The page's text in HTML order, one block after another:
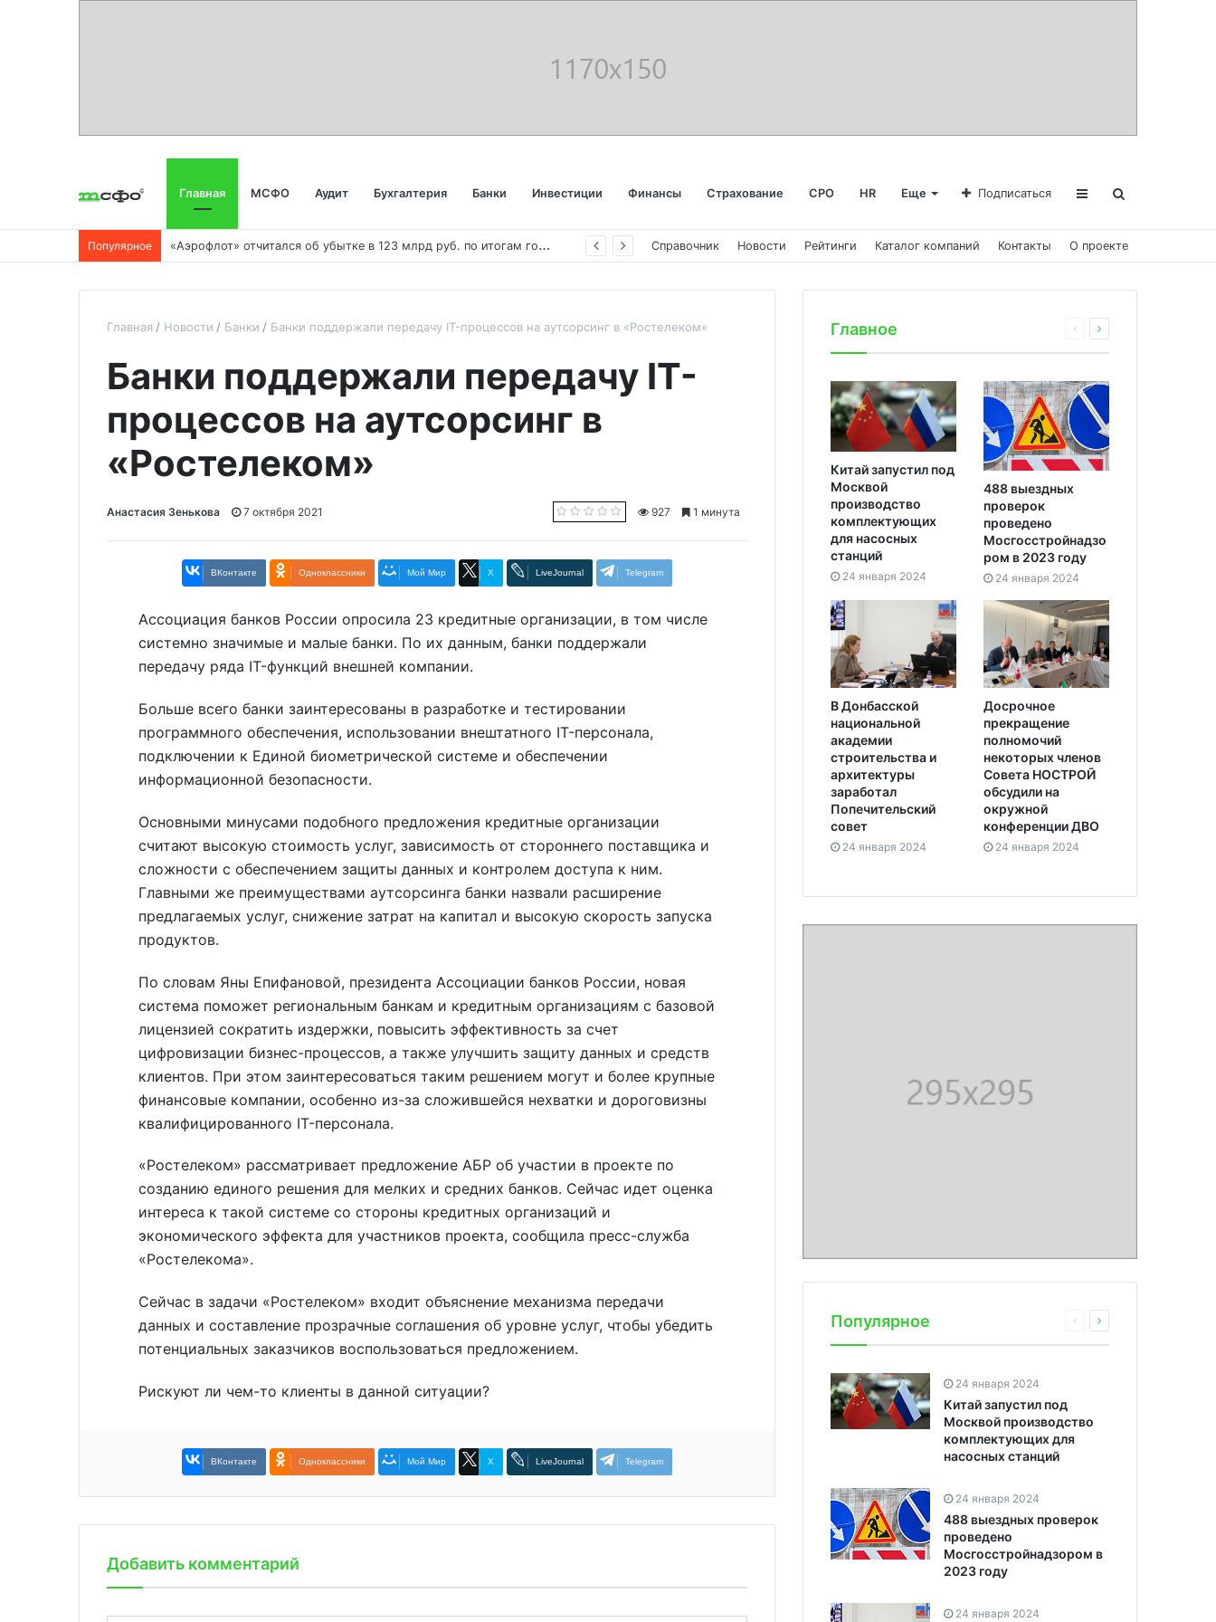
Главная МСФО Аудит Бухгалтерия Банки Инвестиции Финансы Страхование СРО HR Еще Подписаться
Популярное «
Аэрофлот» отчитался об убытке в 123 млрд руб. по итогам года пандемии Справочник Новости Рейтинги Каталог компаний Контакты О проекте
Главная Новости Банки Банки поддержали передачу IT-процессов на аутсорсинг в «Ростелеком»
Банки поддержали передачу IT-
процессов на аутсорсинг в
«Ростелеком»
Анастасия Зенькова 7 октября 2021 927 1 минута
ВКонтакте Одноклассники Мой Мир X LiveJournal Telegram
Ассоциация банков России опросила 23 кредитные организации, в том числе
системно значимые и малые банки. По их данным, банки поддержали
передачу ряда IT-функций внешней компании.
Больше всего банки заинтересованы в разработке и тестировании
программного обеспечения, использовании внештатного IT-персонала,
подключении к Единой биометрической системе и обеспечении
информационной безопасности.
Основными минусами подобного предложения кредитные организации
считают высокую стоимость услуг, зависимость от стороннего поставщика и
сложности с обеспечением защиты данных и контролем доступа к ним.
Главными же преимуществами аутсорсинга банки назвали расширение
предлагаемых услуг, снижение затрат на капитал и высокую скорость запуска
продуктов.
По словам Яны Епифановой, президента Ассоциации банков России, новая
система поможет региональным банкам и кредитным организациям с базовой
лицензией сократить издержки, повысить эффективность за счет
цифровизации бизнес-процессов, а также улучшить защиту данных и средств
клиентов. При этом заинтересоваться таким решением могут и более крупные
финансовые компании, особенно из-за сложившейся нехватки и дороговизны
квалифицированного IT-персонала.
«Ростелеком» рассматривает предложение АБР об участии в проекте по
созданию единого решения для мелких и средних банков. Сейчас идет оценка
интереса к такой системе со стороны кредитных организаций и
экономического эффекта для участников проекта, сообщила пресс-служба
«Ростелекома».
Сейчас в задачи «Ростелеком» входит объяснение механизма передачи
данных и составление прозрачные соглашения об уровне услуг, чтобы убедить
потенциальных заказчиков воспользоваться предложением.
Рискуют ли чем-то клиенты в данной ситуации?
ВКонтакте Одноклассники Мой Мир X LiveJournal Telegram
Добавить комментарий
Главное
Китай запустил под
Москвой
производство
комплектующих
для насосных
станций
24 января 2024
488 выездных
проверок
проведено
Мосгосстройнадзо
ром в 2023 году
24 января 2024
В Донбасской
национальной
академии
строительства и
архитектуры
заработал
Попечительский
совет
24 января 2024
Досрочное
прекращение
полномочий
некоторых членов
Совета НОСТРОЙ
обсудили на
окружной
конференции ДВО
24 января 2024
Популярное
24 января 2024
Китай запустил под
Москвой производство
комплектующих для
насосных станций
24 января 2024
488 выездных проверок
проведено
Мосгосстройнадзором в
2023 году
24 января 2024